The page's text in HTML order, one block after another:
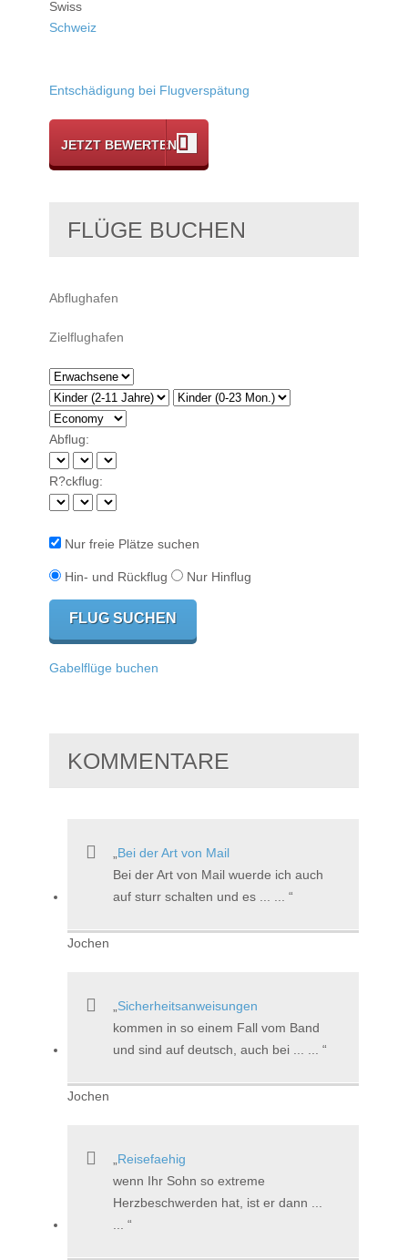
Swiss
Schweiz
Entschädigung bei Flugverspätung
JETZT BEWERTEN
FLÜGE BUCHEN
Abflug:
R?ckflug:
Nur freie Plätze suchen
Hin- und Rückflug Nur Hinflug
Gabelflüge buchen
KOMMENTARE
Bei der Art von Mail
Bei der Art von Mail wuerde ich auch
auf sturr schalten und es ... ...
Jochen
Sicherheitsanweisungen
kommen in so einem Fall vom Band
und sind auf deutsch, auch bei ... ...
Jochen
Reisefaehig
wenn Ihr Sohn so extreme
Herzbeschwerden hat, ist er dann ...